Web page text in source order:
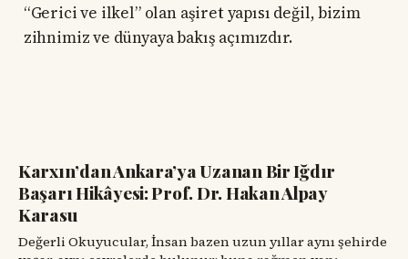
“Gerici ve ilkel” olan aşiret yapısı değil, bizim
zihnimiz ve dünyaya bakış açımızdır.
Karxın’dan Ankara’ya Uzanan Bir Iğdır
Başarı Hikâyesi: Prof. Dr. Hakan Alpay
Karasu
Değerli Okuyucular, İnsan bazen uzun yıllar aynı şehirde